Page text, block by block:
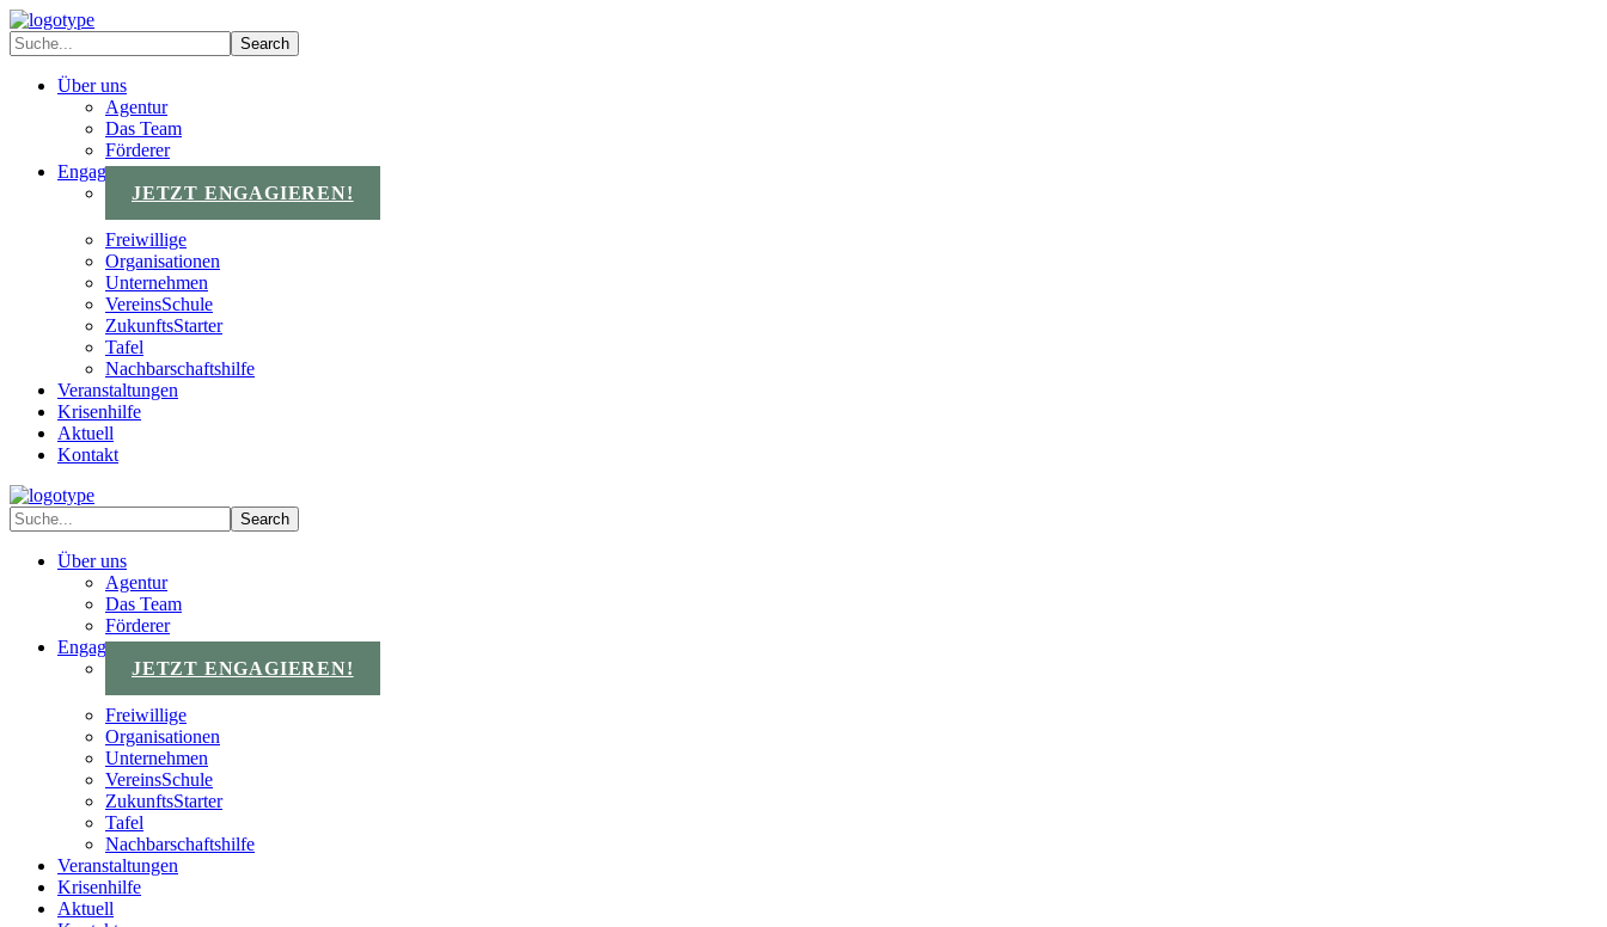
Über uns
Agentur
Das Team
Förderer
Engagements
JETZT ENGAGIEREN!
Freiwillige
Organisationen
Unternehmen
VereinsSchule
ZukunftsStarter
Tafel
Nachbarschaftshilfe
Veranstaltungen
Krisenhilfe
Aktuell
Kontakt
Über uns
Agentur
Das Team
Förderer
Engagements
JETZT ENGAGIEREN!
Freiwillige
Organisationen
Unternehmen
VereinsSchule
ZukunftsStarter
Tafel
Nachbarschaftshilfe
Veranstaltungen
Krisenhilfe
Aktuell